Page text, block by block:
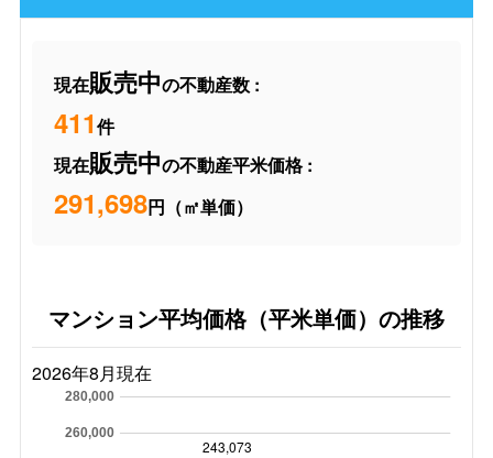
現在販売中の不動産数 :
411件
現在販売中の不動産平米価格 :
291,698円（㎡単価）
マンション平均価格（平米単価）の推移
2026年8月現在
260,000
280,000
243,073